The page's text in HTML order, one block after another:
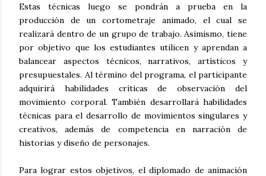
Estas técnicas luego se pondrán a prueba en la
producción de un cortometraje animado, el cual se
realizará dentro de un grupo de trabajo. Asimismo, tiene
por objetivo que los estudiantes utilicen y aprendan a
balancear aspectos técnicos, narrativos, artísticos y
presupuestales. Al término del programa, el participante
adquirirá habilidades críticas de observación del
movimiento corporal. También desarrollará habilidades
técnicas para el desarrollo de movimientos singulares y
creativos, además de competencia en narración de
historias y diseño de personajes.
Para lograr estos objetivos, el diplomado de animación